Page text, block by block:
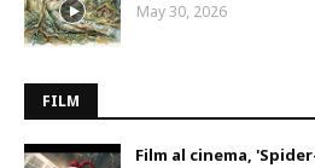
May 30, 2026
FILM
Film al cinema,